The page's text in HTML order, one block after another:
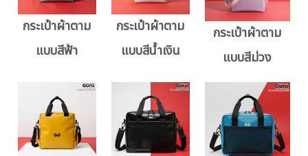
กระเป๋าผ้าตาม
แบบสีฟ้า
กระเป๋าผ้าตาม
แบบสีน้ำเงิน
กระเป๋าผ้าตาม
แบบสีม่วง